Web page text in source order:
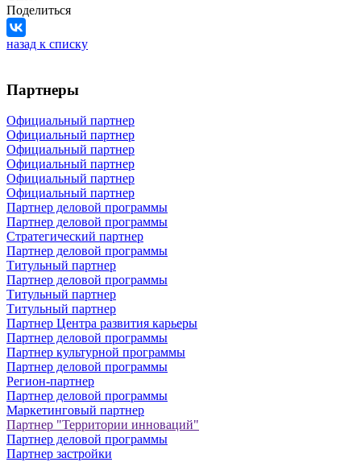
Поделиться
назад к списку
Партнеры
Официальный партнер
Официальный партнер
Официальный партнер
Официальный партнер
Официальный партнер
Официальный партнер
Партнер деловой программы
Партнер деловой программы
Стратегический партнер
Партнер деловой программы
Титульный партнер
Партнер деловой программы
Титульный партнер
Титульный партнер
Партнер Центра развития карьеры
Партнер деловой программы
Партнер культурной программы
Партнер деловой программы
Регион-партнер
Партнер деловой программы
Маркетинговый партнер
Партнер "Территории инноваций"
Партнер деловой программы
Партнер застройки